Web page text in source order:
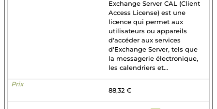
Exchange Server CAL (Client
Access License) est une
licence qui permet aux
utilisateurs ou appareils
d'accéder aux services
d'Exchange Server, tels que
la messagerie électronique,
les calendriers et...
88,32 €